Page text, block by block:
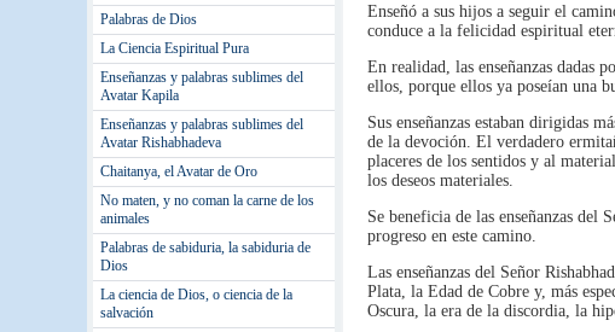
Enseñó a sus hijos a seguir el
conduce a la felicidad espiritual
En realidad, las enseñanzas dadas
ellos, porque ellos ya poseían una
Sus enseñanzas estaban dirigidas
de la devoción. El verdadero
placeres de los sentidos y al
los deseos materiales.
Se beneficia de las enseñanzas del
progreso en este camino.
Las enseñanzas del Señor
Plata, la Edad de Cobre y, más
Oscura, la era de la discordia, la
Palabras de Dios
La Ciencia Espiritual Pura
Enseñanzas y palabras sublimes del
Avatar Kapila
Enseñanzas y palabras sublimes del
Avatar Rishabhadeva
Chaitanya, el Avatar de Oro
No maten, y no coman la carne de los
animales
Palabras de sabiduria, la sabiduria de
Dios
La ciencia de Dios, o ciencia de la
salvación